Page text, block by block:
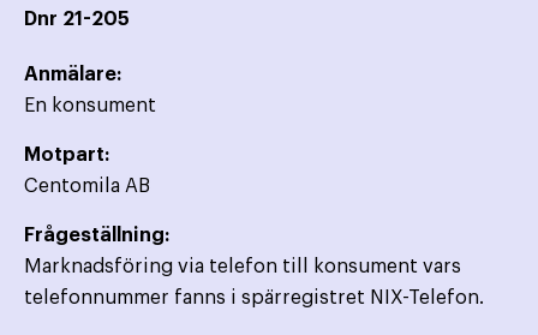
Dnr 21-205
Anmälare:
En konsument
Motpart:
Centomila AB
Frågeställning:
Marknadsföring via telefon till konsument vars
telefonnummer fanns i spärregistret NIX-Telefon.